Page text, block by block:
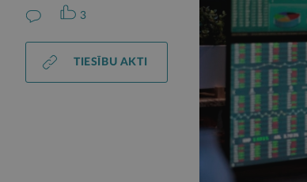
3
TIESĪBU AKTI